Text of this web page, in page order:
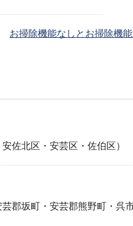
お掃除機能なしとお掃除機
佐北区・安芸区・佐伯区）
郡坂町・安芸郡熊野町・呉